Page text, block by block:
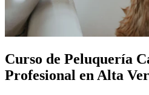
Curso de Peluquería
Profesional en Alta